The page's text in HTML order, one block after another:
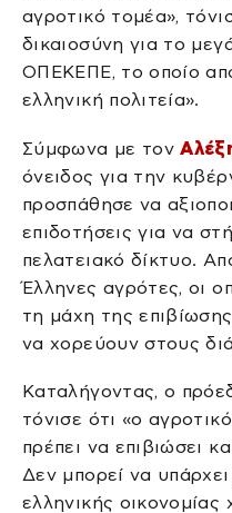
αγροτικό τομέα»,
δικαιοσύνη για το
ΟΠΕΚΕΠΕ, το οποίο
ελληνική πολιτεία».
Σύμφωνα με τον
όνειδος για την
προσπάθησε να
επιδοτήσεις για να
πελατειακό δίκτυο.
Έλληνες αγρότες, οι
τη μάχη της
να χορεύουν στους
Καταλήγοντας, ο
τόνισε ότι «ο
πρέπει να επιβιώσει
Δεν μπορεί να
ελληνικής